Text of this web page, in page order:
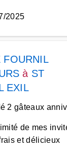
2025
FOURNIL
à ST
EXIL
2 gâteaux
de mes
et délicieux